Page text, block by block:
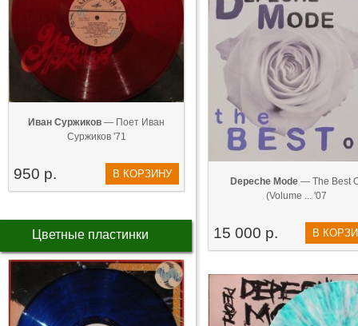
Иван Суржиков — Поет Иван
Суржиков '71
950 р. В КОРЗИНУ
Цветные пластинки
Depeche Mode— The Best
(Volume ... '07
15 000 р. В